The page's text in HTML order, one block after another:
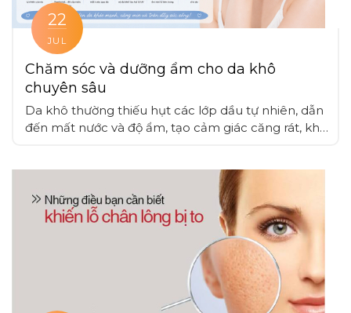
22
JUL
Chăm sóc và dưỡng ẩm cho da khô
chuyên sâu
Da khô thường thiếu hụt các lớp dầu tự nhiên, dẫn
đến mất nước và độ ẩm, tạo cảm giác căng rát, khó